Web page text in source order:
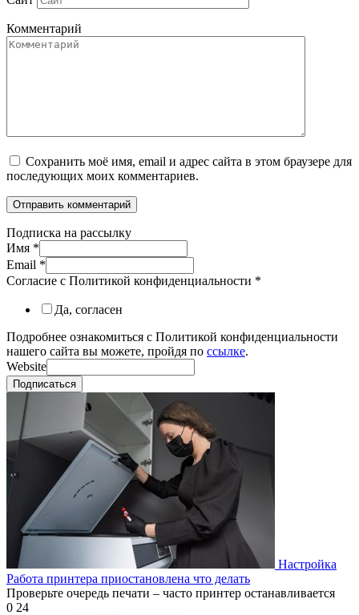
Комментарий
Сохранить моё имя, email и адрес сайта в этом браузере для
последующих моих комментариев.
Подписка на рассылку
Имя *
Email *
Согласие с Политикой конфиденциальности *
Да, согласен
Подробнее ознакомиться с Политикой конфиденциальности
нашего сайта вы можете, пройдя по ссылке.
Website
Подписаться
Настройка
Работа принтера приостановлена что делать
Проверьте очередь печати – часто принтер останавливается
0 24